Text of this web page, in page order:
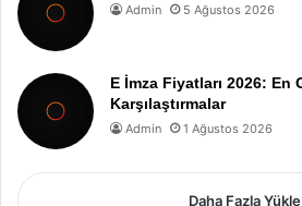
Admin 5 Ağustos 2026
E İmza Fiyatları 2026:
Karşılaştırmalar
Admin 1 Ağustos 2026
Daha Fazla Yükle